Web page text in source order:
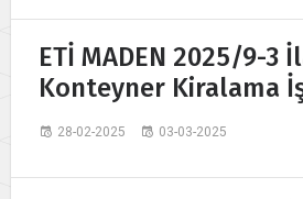
ETİ MADEN 2025/9-3
Konteyner Kiralama
28-02-2025 03-03-2025